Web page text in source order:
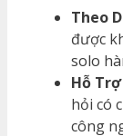
Theo
được
solo
Hỗ
hỏi có
công